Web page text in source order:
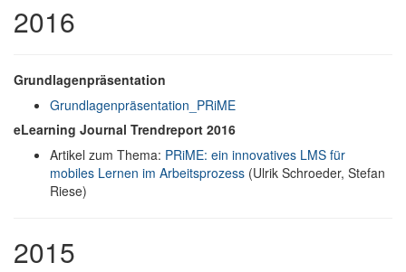
2016
Grundlagenpräsentation
Grundlagenpräsentation_PRiME
eLearning Journal Trendreport 2016
Artikel zum Thema: PRiME: ein innovatives LMS für
mobiles Lernen im Arbeitsprozess (Ulrik Schroeder, Stefan
Riese)
2015